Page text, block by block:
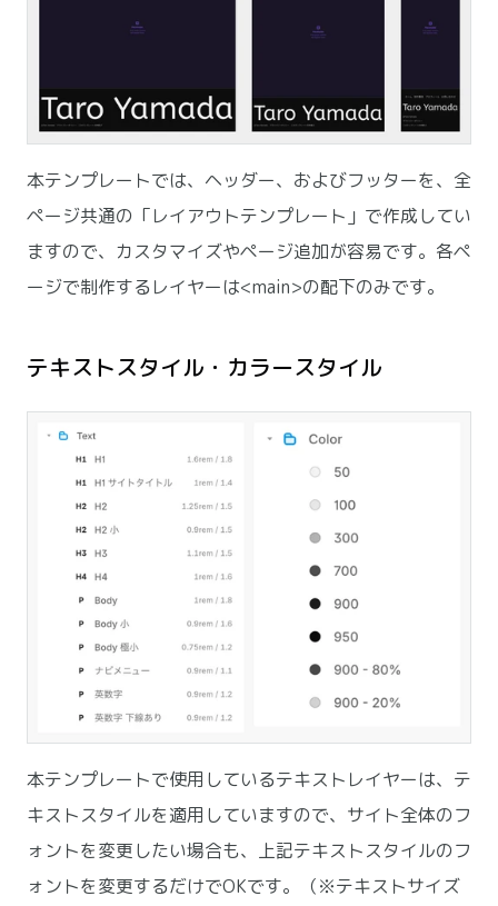
本テンプレートでは、ヘッダー、およびフッターを、全
ページ共通の「レイアウトテンプレート」で作成してい
ますので、カスタマイズやページ追加が容易です。各ペ
ージで制作するレイヤーは<main>の配下のみです。
テキストスタイル・カラースタイル
本テンプレートで使用しているテキストレイヤーは、テ
キストスタイルを適用していますので、サイト全体のフ
ォントを変更したい場合も、上記テキストスタイルのフ
ォントを変更するだけでOKです。（※テキストサイズ